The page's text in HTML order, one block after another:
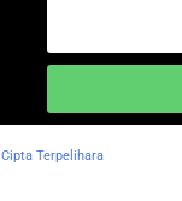
Terpelihara